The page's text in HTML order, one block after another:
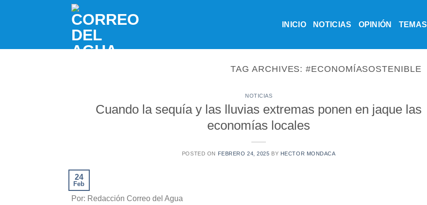
INICIO NOTICIAS OPINIÓN TEMAS
TAG ARCHIVES:#ECONOMÍASOSTENIBLE
NOTICIAS
Cuando la sequía y las lluvias extremas ponen en jaque las
economías locales
POSTED ON FEBRERO 24, 2025 BY HECTOR MONDACA
24
Feb
Por: Redacción Correo del Agua